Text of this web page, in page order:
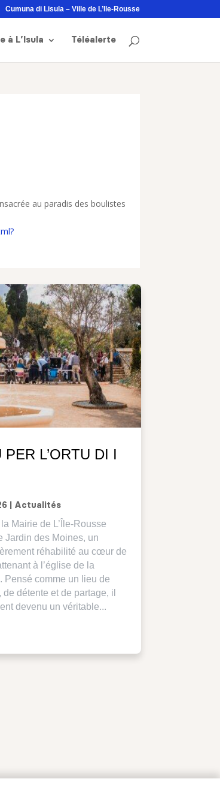
Cumuna di Lisula – Ville de L’Ile-Rousse
à L’Isula Téléalerte
au paradis des boulistes
PER L’ORTU DI I
| Actualités
la Mairie de L’Île-Rousse
Jardin des Moines, un
réhabilité au cœur de
à l’église de la
Pensé comme un lieu de
de détente et de partage, il
devenu un véritable...